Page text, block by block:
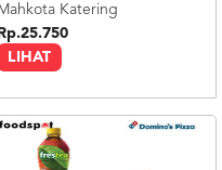
LIHAT
Mahkota Katering
Rp.25.750